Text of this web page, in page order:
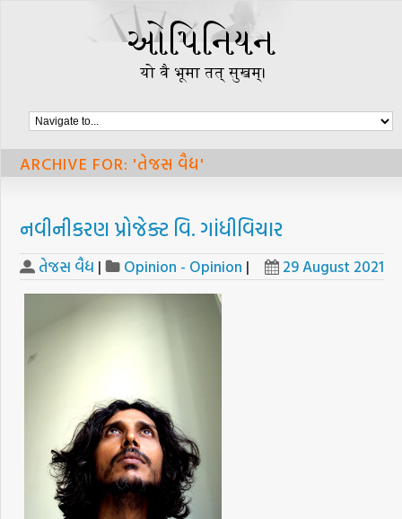
ARCHIVE FOR: 'તેજસ વૈદ્ય'
નવીનીકરણ પ્રોજેક્ટ વિ. ગાંધીવિચાર
તેજસ વૈદ્ય | Opinion - Opinion | 29 August 2021